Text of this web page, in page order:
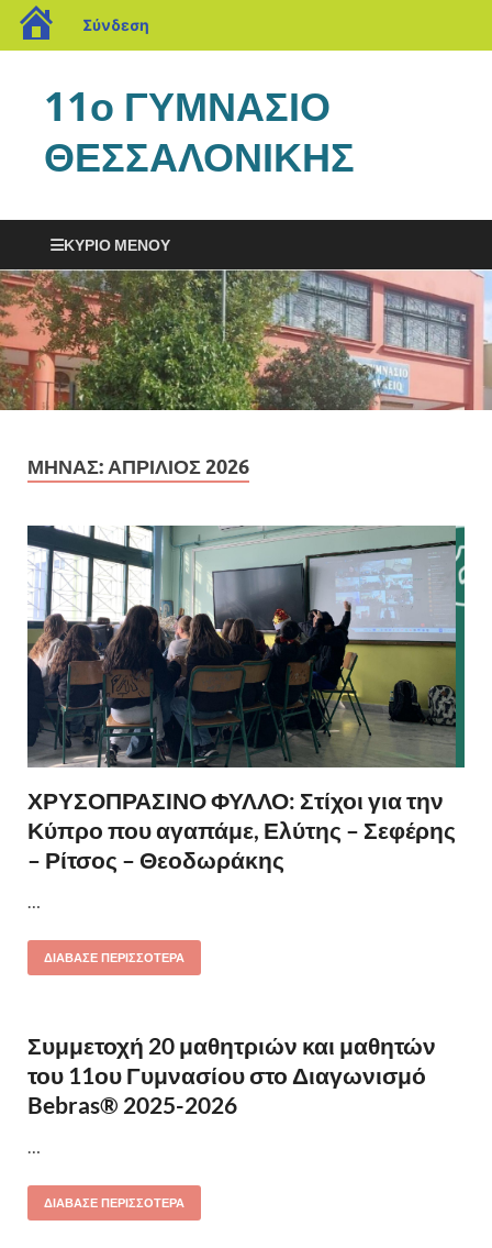
Σύνδεση
11ο ΓΥΜΝΑΣΙΟ
ΘΕΣΣΑΛΟΝΙΚΗΣ
ΚΎΡΙΟ ΜΕΝΟΎ
ΜΉΝΑΣ: ΑΠΡΊΛΙΟΣ 2026
ΧΡΥΣΟΠΡΑΣΙΝΟ ΦΥΛΛΟ: Στίχοι για την
Κύπρο που αγαπάμε, Ελύτης – Σεφέρης
– Ρίτσος – Θεοδωράκης
ΔΙΆΒΑΣΕ ΠΕΡΙΣΣΌΤΕΡΑ
Συμμετοχή 20 μαθητριών και μαθητών
του 11ου Γυμνασίου στο Διαγωνισμό
Bebras® 2025-2026
ΔΙΆΒΑΣΕ ΠΕΡΙΣΣΌΤΕΡΑ